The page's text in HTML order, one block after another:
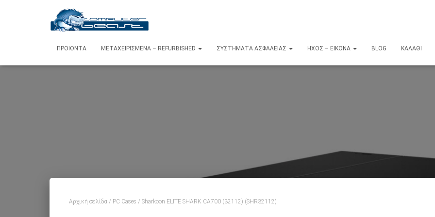
ΠΡΟΙΌΝΤΑ ΜΕΤΑΧΕΙΡΙΣΜΈΝΑ – REFURBISHED ΣΥΣΤΉΜΑΤΑ ΑΣΦΑΛΕΊΑΣ ΉΧΟΣ – ΕΙΚΌΝΑ BLOG ΚΑΛΆΘΙ
Αρχική σελίδα / PC Cases / Sharkoon ELITE SHARK CA700 (32112) (SHR32112)